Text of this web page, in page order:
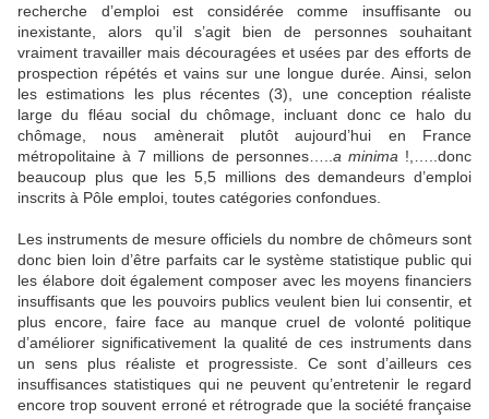
recherche d’emploi est considérée comme insuffisante ou
inexistante, alors qu’il s’agit bien de personnes souhaitant
vraiment travailler mais découragées et usées par des efforts de
prospection répétés et vains sur une longue durée. Ainsi, selon
les estimations les plus récentes (3), une conception réaliste
large du fléau social du chômage, incluant donc ce halo du
chômage, nous amènerait plutôt aujourd’hui en France
métropolitaine à7 millions de personnes….. a minima !,…..donc
beaucoup plus que les 5,5 millions des demandeurs d’emploi
inscrits à Pôle emploi, toutes catégories confondues.
Les instruments de mesure officiels du nombre de chômeurs sont
donc bien loin d’être parfaits car le système statistique public qui
les élabore doit également composer avec les moyens financiers
insuffisants que les pouvoirs publics veulent bien lui consentir, et
plus encore, faire face au manque cruel de volonté politique
d’améliorer significativement la qualité de ces instruments dans
un sens plus réaliste et progressiste. Ce sont d’ailleurs ces
insuffisances statistiques qui ne peuvent qu’entretenir le regard
encore trop souvent erroné et rétrograde que la société française